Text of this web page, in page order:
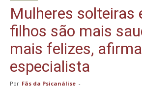
Mulheres solteiras
filhos são mais
mais felizes, afirma
especialista
Por Fãs da Psicanálise -